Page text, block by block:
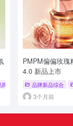
新品 # 新品发布 # 品牌
PMPM偏偏玫瑰
4.0 新品上市
品牌新品综合
3个月前